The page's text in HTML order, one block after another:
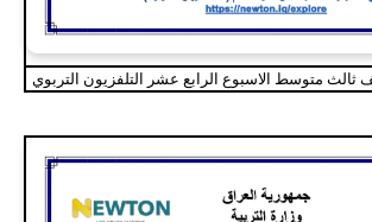
متوسط الاسبوع الرابع عشر التلفزيون التربوي